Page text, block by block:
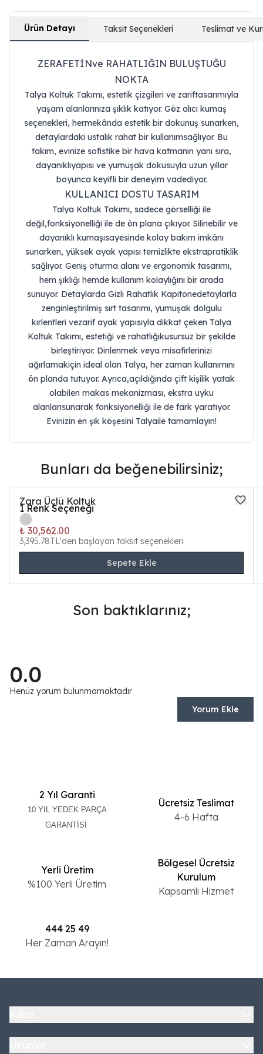
Ürün Detayı Taksit Seçenekleri Teslimat ve
ZERAFETİNve RAHATLIĞIN BULUŞTUĞU
NOKTA
Talya Koltuk Takımı, estetik çizgileri ve zariftasarımıyla
yaşam alanlarınıza şıklık katıyor. Göz alıcı kumaş
seçenekleri, hermekânda estetik bir dokunuş sunarken,
detaylardaki ustalık rahat bir kullanımsağlıyor. Bu
takım, evinize sofistike bir hava katmanın yanı sıra,
dayanıklıyapısı ve yumuşak dokusuyla uzun yıllar
boyunca keyifli bir deneyim vadediyor.
KULLANICI DOSTU TASARIM
Talya Koltuk Takımı, sadece görselliği ile
değil,fonksiyonelliği ile de ön plana çıkıyor. Silinebilir ve
dayanıklı kumaşısayesinde kolay bakım imkânı
sunarken, yüksek ayak yapısı temizlikte ekstrapratiklik
sağlıyor. Geniş oturma alanı ve ergonomik tasarımı,
hem şıklığı hemde kullanım kolaylığını bir arada
sunuyor. Detaylarda Gizli Rahatlık Kapitonedetaylarla
zenginleştirilmiş sırt tasarımı, yumuşak dolgulu
kırlentleri vezarif ayak yapısıyla dikkat çeken Talya
Koltuk Takımı, estetiği ve rahatlığıkusursuz bir şekilde
birleştiriyor. Dinlenmek veya misafirlerinizi
ağırlamakiçin ideal olan Talya, her zaman kullanımını
ön planda tutuyor. Ayrıca,açıldığında çift kişilik yatak
olabilen makas mekanizması, ekstra uyku
alanlarısunarak fonksiyonelliği ile de fark yaratıyor.
Evinizin en şık köşesini Talyaile tamamlayın!
Bunları da beğenebilirsiniz;
Zara Üçlü Koltuk
1 Renk Seçeneği
₺ 30,562.00
3,395.78TL'den başlayan taksit seçenekleri
Sepete Ekle
Son baktıklarınız;
0.0
Henüz yorum bulunmamaktadır
Yorum Ekle
2 Yıl Garanti
10 YIL YEDEK PARÇA
GARANTİSİ
Ücretsiz Teslimat
4-6 Hafta
Yerli Üretim
%100 Yerli Üretim
Bölgesel Ücretsiz
Kurulum
Kapsamlı Hizmet
444 25 49
Her Zaman Arayın!